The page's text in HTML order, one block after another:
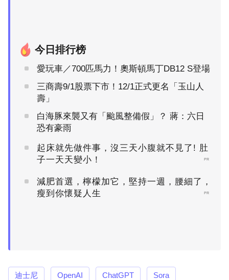
今日排行榜
愛玩車／700匹馬力！奧斯頓馬丁DB12 S登場
三商壽9/1股票下市！12/1正式更名「玉山人
壽」
白海豚來襲又有「颱風整備假」？ 蔣：六日
恐有豪雨
起床就先做件事，沒三天小腹就不見了! 肚
子一天天變小！
PR
減肥首選，檸檬加它，堅持一週，腰細了，
瘦到你懷疑人生
PR
迪士尼 OpenAI ChatGPT Sora